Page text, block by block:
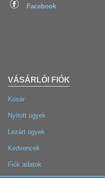
VÁSÁRLÓI FIÓK
Kosár
Nyitott ügyek
Lezárt ügyek
Kedvencek
Fiók adatok
Facebook